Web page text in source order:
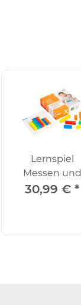
Lernspiel
Messen und
Vergleichen
30,99 € *